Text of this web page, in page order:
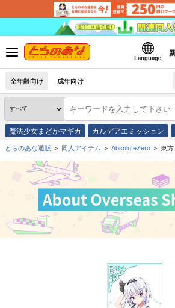
Language
全年齢向け 成年向け
魔法少女まどかマギカ カルデアエミッション
とらのあな通販 同人アイテム AbsoluteZero 東